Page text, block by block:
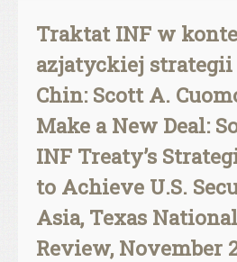
Traktat INF w
azjatyckiej strategii
Chin: Scott A.
Make a New Deal:
INF Treaty’s
to Achieve U.S.
Asia, Texas
Review, November